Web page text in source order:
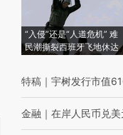
“入侵”还是“人道危机” 难
民潮撕裂西班牙飞地休达
特稿 ｜ 宇树发行市值
金融 ｜ 在岸人民币兑